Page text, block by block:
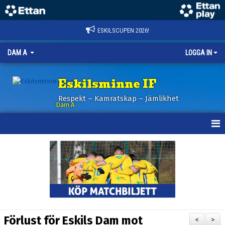
ESKILSCUPEN 2026!
DAM A LOGGA IN
Eskilsminne IF
Respekt – Kamratskap – Jämlikhet
Dam A
>
<
Förlust för Eskils Dam mot